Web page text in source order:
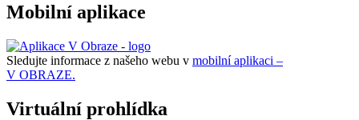
Mobilní aplikace
Sledujte informace z našeho webu v mobilní aplikaci –
V OBRAZE.
Virtuální prohlídka